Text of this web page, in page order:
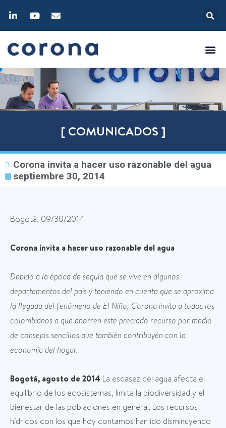
[ COMUNICADOS ]
Corona invita a hacer uso razonable del agua
septiembre 30, 2014
Bogotá, 09/30/2014
Corona invita a hacer uso razonable del agua
Debido a la época de sequía que se vive en algunos
departamentos del país y teniendo en cuenta que se aproxima
la llegada del fenómeno de El Niño, Corona invita a todos los
colombianos a que ahorren este preciado recurso por medio
de consejos sencillos que también contribuyen con la
economía del hogar.
Bogotá, agosto de 2014 La escasez del agua afecta el
equilibrio de los ecosistemas, limita la biodiversidad y el
bienestar de las poblaciones en general. Los recursos
hídricos con los que hoy contamos han ido disminuyendo